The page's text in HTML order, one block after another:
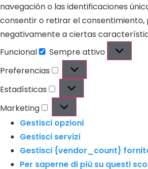
navegación o las identificaciones
consentir o retirar el
negativamente a ciertas
Funcional
Sempre attivo
Preferencias
Estadísticas
Marketing
Gestisci opzioni
Gestisci servizi
Gestisci {vendor_count}
Per saperne di più su questi